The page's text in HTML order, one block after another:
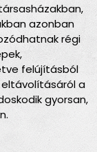
azonban
régi
felújításból
eltávolításáról a
gyorsan,